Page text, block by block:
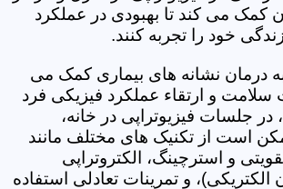
کمک می کند تا بهبودی در عملکرد
خود را تجربه کنند.
درمان نشانه های بیماری کمک می
سلامت و ارتقاء عملکرد فیزیکی فرد
در جلسات فیزیوتراپی در خانه،
است از تکنیک های مختلف مانند
و استرچینگ، الکتروتراپی
الکتریکی)، و تمرینات تعادلی استفاده